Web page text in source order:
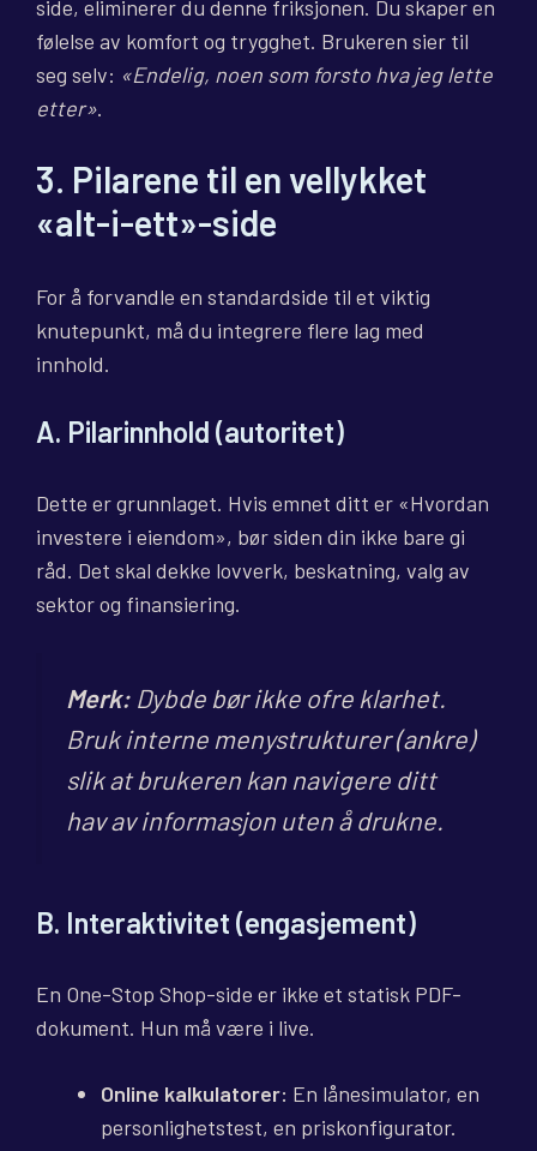
side, eliminerer du denne friksjonen. Du skaper en
følelse av komfort og trygghet. Brukeren sier til
seg selv: «Endelig, noen som forsto hva jeg lette
etter».
3. Pilarene til en vellykket
«alt-i-ett»-side
For å forvandle en standardside til et viktig
knutepunkt, må du integrere flere lag med
innhold.
A. Pilarinnhold (autoritet)
Dette er grunnlaget. Hvis emnet ditt er «Hvordan
investere i eiendom», bør siden din ikke bare gi
råd. Det skal dekke lovverk, beskatning, valg av
sektor og finansiering.
Merk: Dybde bør ikke ofre klarhet.
Bruk interne menystrukturer (ankre)
slik at brukeren kan navigere ditt
hav av informasjon uten å drukne.
B. Interaktivitet (engasjement)
En One-Stop Shop-side er ikke et statisk PDF-
dokument. Hun må være i live.
Online kalkulatorer: En lånesimulator, en
personlighetstest, en priskonfigurator.